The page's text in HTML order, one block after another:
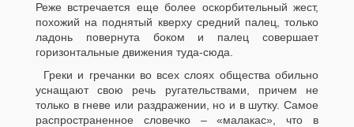
Реже встречается еще более оскорбительный жест,
похожий на поднятый кверху средний палец, только
ладонь повернута боком и палец совершает
горизонтальные движения туда-сюда.
Греки и гречанки во всех слоях общества обильно
уснащают свою речь ругательствами, причем не
только в гневе или раздражении, но и в шутку. Самое
распространенное словечко – «малакас», что в